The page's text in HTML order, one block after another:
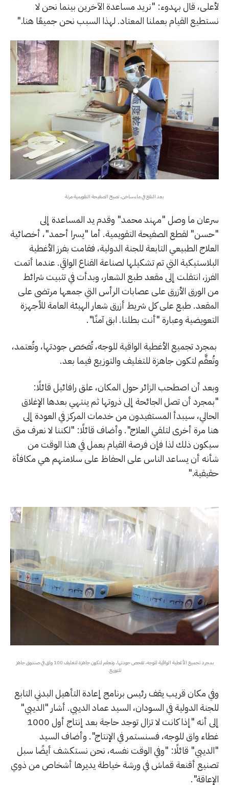
لأعلى، قال بهدوء: "نريد مساعدة الآخرين بينما نحن لا
نستطيع القيام بعملنا المعتاد. لهذا السبب نحن جميعًا هنا."
بعد النقع في ماء ساخن، تصبح الصفيحة التقويمية مرنة
سرعان ما وصل "مهند محمد" وقدم يد المساعدة إلى
"حسن" لقطع الصفيحة التقويمية. أما "يسرا أحمد"، أخصائية
العلاج الطبيعي التابعة للجنة الدولية، فقامت بفرز الأغطية
البلاستيكية التي تم تشكيلها لصناعة القناع الواقي. عندما أتمت
الفرز، انتقلت إلى مقعد طبع الشعار، وبدأت في تثبيت شرائط
من الورق الأزرق على عصابات الرأس التي جمعها مرتضى على
المقعد. طبع على كل شريط أزرق شعار الهيئة العامة للأجهزة
التعويضية وعبارة "أنت بطلنا. ابق آمنًا".
بمجرد تجميع الأغطية الواقية للوجه، تُفحَص جودتها، وتُعتمد،
وتُعقَّم لتكون جاهزة للتغليف والتوزيع فيما بعد.
وبعد أن اصطحب الزائر حول المكان، علق رافائيل قائلًا:
"بمجرد أن تصل الجائحة إلى ذروتها ثم ينتهي بعدها الإغلاق
الحالي، سيبدأ المستفيدون من خدمات المركز في العودة إلى
هنا مرة أخرى لتلقي العلاج". وأضاف قائلًا: "لكننا لا نعرف متى
سيكون ذلك لذا فإن فرصة القيام بعمل في هذا الوقت من
شأنه أن يساعد الناس على الحفاظ على سلامتهم هي مكافأة
حقيقية."
بمجرد تجميع الأغطية الواقية للوجه، تفحص جودتها، وتعقم لتكون جاهزة لتغليف 100 واق في صندوق جاهز
للتوزيع.
وفي مكان قريب يقف رئيس برنامج إعادة التأهيل البدني التابع
للجنة الدولية في السودان، السيد عماد الديبي. أشار "الديبي"
إلى أنه "إذا كانت لا تزال توجد حاجة بعد إنتاج أول 1000
غطاء واق للوجه، فسنستمر في الإنتاج". وأضاف السيد
"الديبي" قائلًا: "وفي الوقت نفسه، نحن نستكشف أيضًا سبل
تصنيع أقنعة قماش في ورشة خياطة يديرها أشخاص من ذوي
الإعاقة".